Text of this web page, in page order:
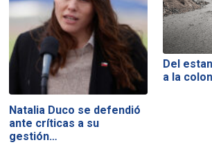
Natalia Duco se defendió
ante críticas a su
gestión…
Del
a la